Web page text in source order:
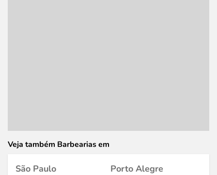
Veja também Barbearias em
São Paulo
Porto Alegre